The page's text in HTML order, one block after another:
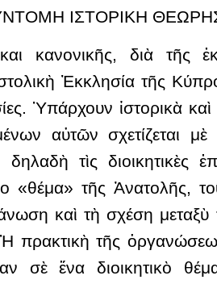
ΙΣΤΟΡΙΚΗ
κανονικῆς, διὰ τῆς
Ἐκκλησία τῆς
Ὑπάρχουν ἱστορικὰ
αὐτῶν σχετίζεται
τὶς διοικητικὲς
«θέμα» τῆς Ἀνατολῆς,
καὶ τὴ σχέση
Ἡ πρακτικὴ τῆς
σὲ ἕνα διοικητικὸ